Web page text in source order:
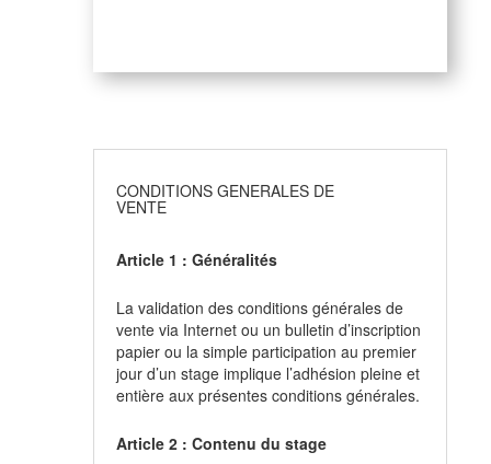
CONDITIONS GENERALES DE
VENTE
Article 1 : Généralités
La validation des conditions générales de
vente via Internet ou un bulletin d’inscription
papier ou la simple participation au premier
jour d’un stage implique l’adhésion pleine et
entière aux présentes conditions générales.
Article 2 : Contenu du stage